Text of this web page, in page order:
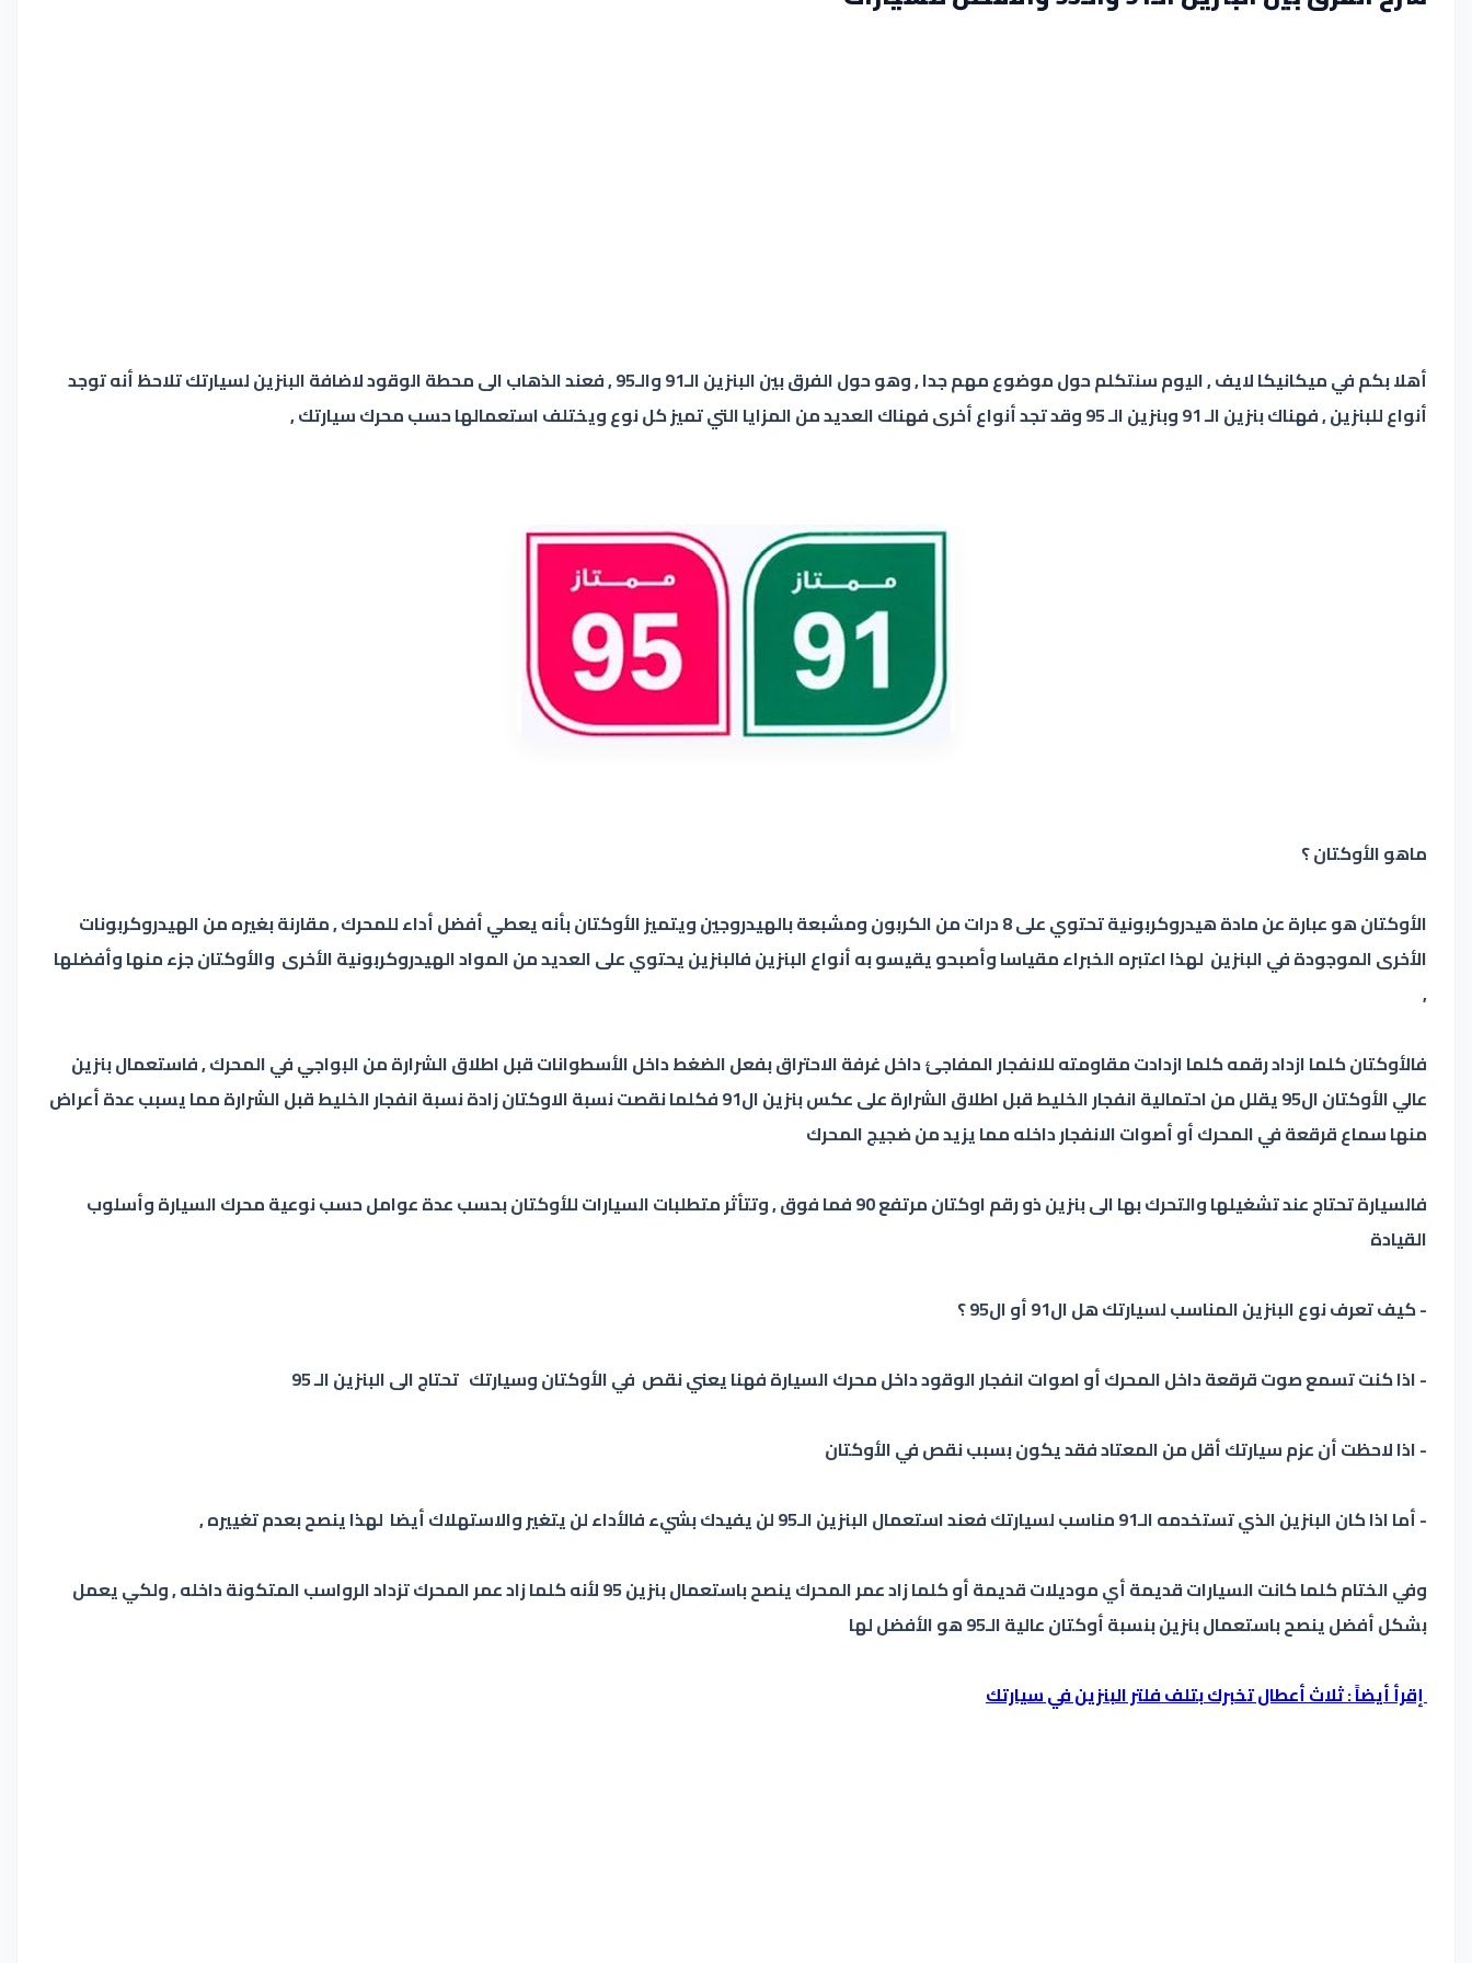
أهلا بكم في ميكانيكا لايف , اليوم سنتكلم حول موضوع مهم جدا , وهو حول الفرق بين البنزين الـ91 والـ95 , فعند الذهاب الى محطة الوقود لاضافة البنزين لسيارتك تلاحظ أنه توجد
أنواع للبنزين , فهناك بنزين الـ 91 وبنزين الـ 95 وقد تجد أنواع أخرى فهناك العديد من المزايا التي تميز كل نوع ويختلف استعمالها حسب محرك سيارتك ,
ماهو الأوكتان ؟
الأوكتان هو عبارة عن مادة هيدروكربونية تحتوي على 8 درات من الكربون ومشبعة بالهيدروجين ويتميز الأوكتان بأنه يعطي أفضل أداء للمحرك , مقارنة بغيره من الهيدروكربونات
الأخرى الموجودة في البنزين لهذا اعتبره الخبراء مقياسا وأصبحو يقيسو به أنواع البنزين فالبنزين يحتوي على العديد من المواد الهيدروكربونية الأخرى والأوكتان جزء منها وأفضلها
,
فالأوكتان كلما ازداد رقمه كلما ازدادت مقاومته للانفجار المفاجئ داخل غرفة الاحتراق بفعل الضغط داخل الأسطوانات قبل اطلاق الشرارة من البواجي في المحرك , فاستعمال بنزين
عالي الأوكتان ال95 يقلل من احتمالية انفجار الخليط قبل اطلاق الشرارة على عكس بنزين ال91 فكلما نقصت نسبة الاوكتان زادة نسبة انفجار الخليط قبل الشرارة مما يسبب عدة أعراض
منها سماع قرقعة في المحرك أو أصوات الانفجار داخله مما يزيد من ضجيج المحرك
فالسيارة تحتاج عند تشغيلها والتحرك بها الى بنزين ذو رقم اوكتان مرتفع 90 فما فوق , وتتأثر متطلبات السيارات للأوكتان بحسب عدة عوامل حسب نوعية محرك السيارة وأسلوب
القيادة
- كيف تعرف نوع البنزين المناسب لسيارتك هل ال91 أو ال95 ؟
- اذا كنت تسمع صوت قرقعة داخل المحرك أو اصوات انفجار الوقود داخل محرك السيارة فهنا يعني نقص في الأوكتان وسيارتك تحتاج الى البنزين الـ 95
- اذا لاحظت أن عزم سيارتك أقل من المعتاد فقد يكون بسبب نقص في الأوكتان
- أما اذا كان البنزين الذي تستخدمه الـ91 مناسب لسيارتك فعند استعمال البنزين الـ95 لن يفيدك بشيء فالأداء لن يتغير والاستهلاك أيضا لهذا ينصح بعدم تغييره ,
وفي الختام كلما كانت السيارات قديمة أي موديلات قديمة أو كلما زاد عمر المحرك ينصح باستعمال بنزين 95 لأنه كلما زاد عمر المحرك تزداد الرواسب المتكونة داخله , ولكي يعمل
بشكل أفضل ينصح باستعمال بنزين بنسبة أوكتان عالية الـ95 هو الأفضل لها
إقرأ أيضاً : ثلاث أعطال تخبرك بتلف فلتر البنزين في سيارتك